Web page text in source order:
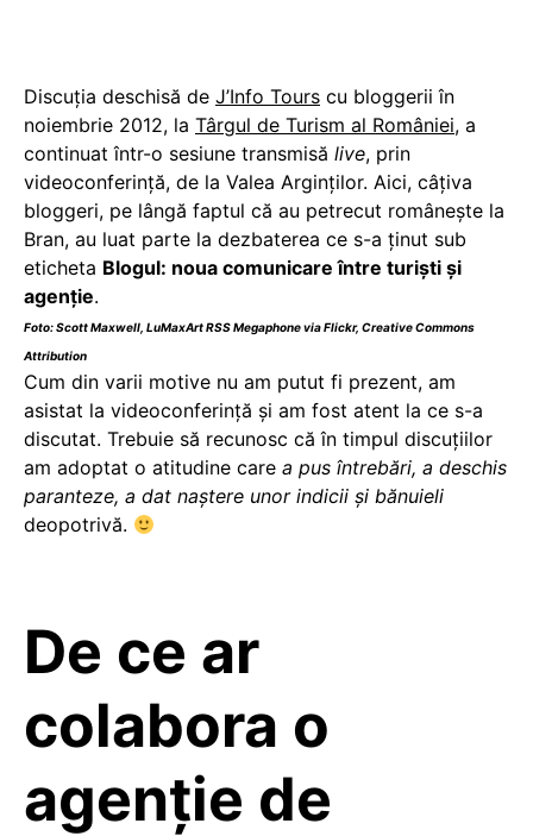
Discuţia deschisă de J’Info Tours cu bloggerii în
noiembrie 2012, la Târgul de Turism al României, a
continuat într-o sesiune transmisă live, prin
videoconferinţă, de la Valea Arginţilor. Aici, câțiva
bloggeri, pe lângă faptul că au petrecut româneşte la
Bran, au luat parte la dezbaterea ce s-a ţinut sub
eticheta Blogul: noua comunicare între turişti şi
agenţie.
Foto:Scott Maxwell LuMaxArt RSS Megaphonevia Flickr, Creative Commons
Attribution
Cum din varii motive nu am putut fi prezent, am
asistat la videoconferinţă şi am fost atent la ce s-a
discutat. Trebuie să recunosc că în timpul discuţiilor
am adoptat o atitudine care a pus întrebări, a deschis
paranteze, a dat naştere unor indicii şi bănuieli
deopotrivă.
De ce ar
colabora o
agenție de